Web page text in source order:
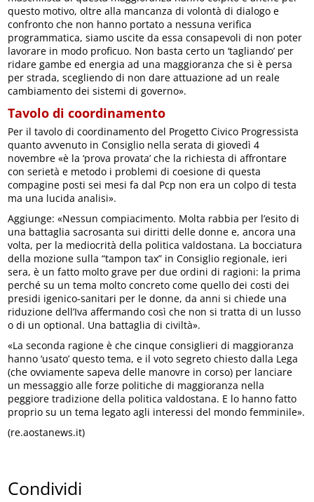
questo motivo, oltre alla mancanza di volontà di dialogo e
confronto che non hanno portato a nessuna verifica
programmatica, siamo uscite da essa consapevoli di non poter
lavorare in modo proficuo. Non basta certo un ‘tagliando’ per
ridare gambe ed energia ad una maggioranza che si è persa
per strada, scegliendo di non dare attuazione ad un reale
cambiamento dei sistemi di governo».
Tavolo di coordinamento
Per il tavolo di coordinamento del Progetto Civico Progressista
quanto avvenuto in Consiglio nella serata di giovedì 4
novembre «è la ‘prova provata’ che la richiesta di affrontare
con serietà e metodo i problemi di coesione di questa
compagine posti sei mesi fa dal Pcp non era un colpo di testa
ma una lucida analisi».
Aggiunge: «Nessun compiacimento. Molta rabbia per l’esito di
una battaglia sacrosanta sui diritti delle donne e, ancora una
volta, per la mediocrità della politica valdostana. La bocciatura
della mozione sulla “tampon tax” in Consiglio regionale, ieri
sera, è un fatto molto grave per due ordini di ragioni: la prima
perché su un tema molto concreto come quello dei costi dei
presidi igenico-sanitari per le donne, da anni si chiede una
riduzione dell’Iva affermando così che non si tratta di un lusso
o di un optional. Una battaglia di civiltà».
«La seconda ragione è che cinque consiglieri di maggioranza
hanno ‘usato’ questo tema, e il voto segreto chiesto dalla Lega
(che ovviamente sapeva delle manovre in corso) per lanciare
un messaggio alle forze politiche di maggioranza nella
peggiore tradizione della politica valdostana. E lo hanno fatto
proprio su un tema legato agli interessi del mondo femminile».
(re.aostanews.it)
Condividi